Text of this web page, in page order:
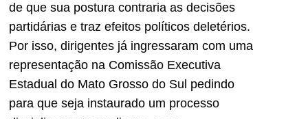
de que sua postura contraria as decisões
partidárias e traz efeitos políticos deletérios.
Por isso, dirigentes já ingressaram com uma
representação na Comissão Executiva
Estadual do Mato Grosso do Sul pedindo
para que seja instaurado um processo